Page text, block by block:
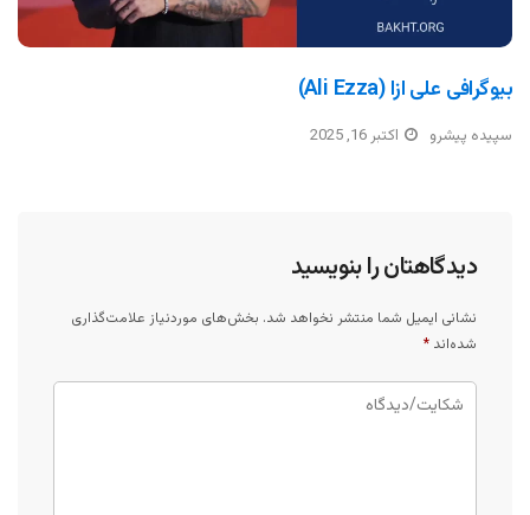
بیوگرافی علی ازا (Ali Ezza)
سپیده پیشرو اکتبر 16, 2025
دیدگاهتان را بنویسید
نشانی ایمیل شما منتشر نخواهد شد. بخش‌های موردنیاز علامت‌گذاری
شده‌اند *